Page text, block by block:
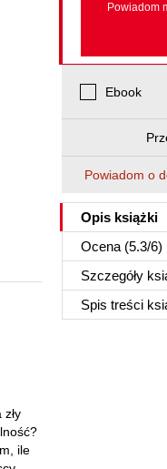
Powiadom
Ebook
Powiadom o
Opis książki
Ocena (5.3/6)
Szczegóły
Spis treści
ile